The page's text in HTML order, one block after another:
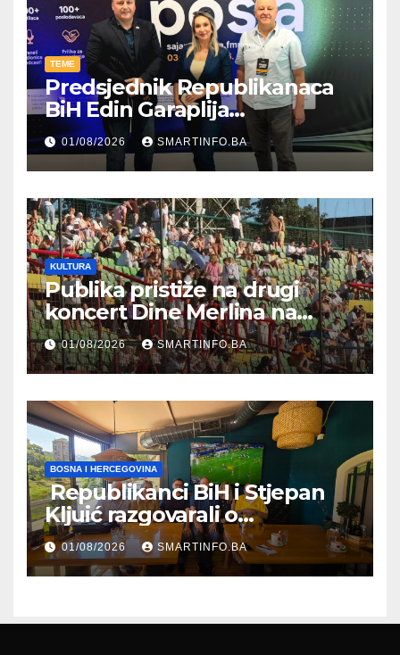
TEME
Predsjednik Republikanaca
BiH Edin Garaplija
prisustvovao prezentaciji
Federalnog sajma
zapošljavanja
01/08/2026 SMARTINFO.BA
KULTURA
Publika pristiže na drugi
koncert Dine Merlina na
Koševu
01/08/2026 SMARTINFO.BA
BOSNA I HERCEGOVINA
Republikanci BiH i Stjepan
Kljuić razgovarali o
evropskom putu Bosne i
Hercegovine
01/08/2026 SMARTINFO.BA